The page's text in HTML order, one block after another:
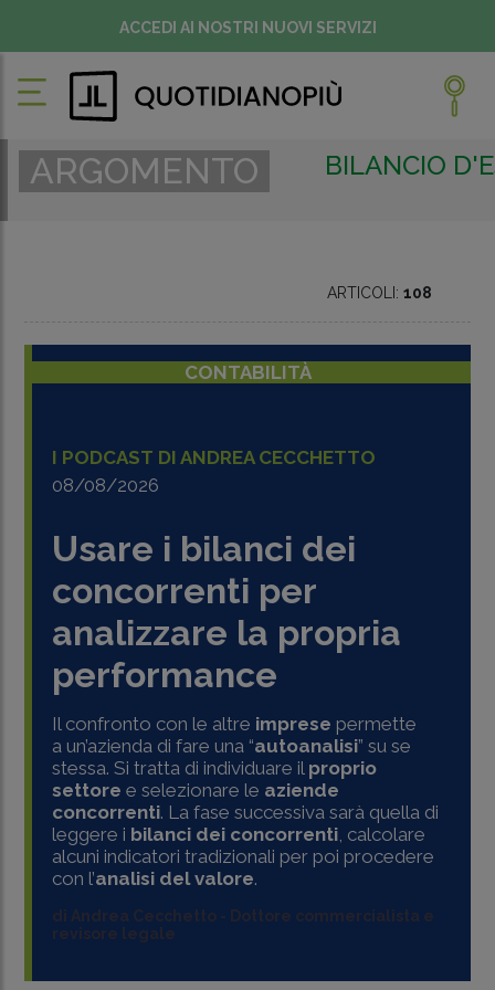
ACCEDI AI NOSTRI NUOVI SERVIZI
ARGOMENTO BILANCIO
ARTICOLI: 108
CONTABILITÀ
I PODCAST DI ANDREA CECCHETTO
08/08/2026
Usare i bilanci dei
concorrenti per
analizzare la propria
performance
Il confronto con le altre imprese permette
a un’azienda di fare una “autoanalisi” su se
stessa. Si tratta di individuare il proprio
settoree selezionare le aziende
concorrenti. La fase successiva sarà quella di
leggere i bilanci dei concorrenti, calcolare
alcuni indicatori tradizionali per poi procedere
con l’analisi del valore.
di Andrea Cecchetto - Dottore commercialista e
revisore legale